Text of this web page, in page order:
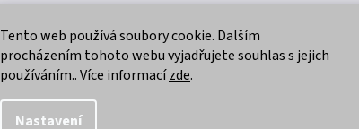
Tento web používá soubory cookie. Dalším
procházením tohoto webu vyjadřujete souhlas s jejich
používáním.. Více informacízde.
Nastavení
. Všechna práva vyhrazena.